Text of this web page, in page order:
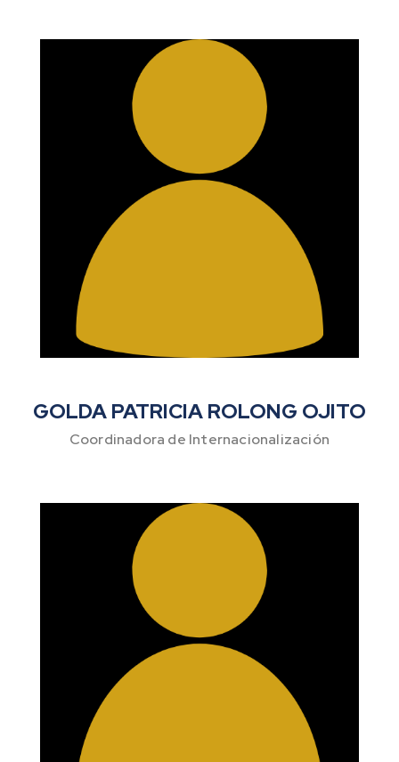
GOLDA PATRICIA ROLONG OJITO
Coordinadora de Internacionalización